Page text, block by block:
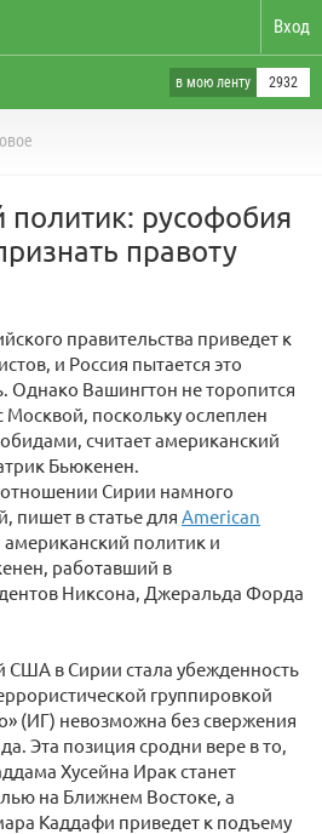
Вход
в мою ленту 2932
русофобия
правоту
правительства приведет к
и Россия пытается это
Однако Вашингтон не торопится
Москвой, поскольку ослеплен
считает американский
Бьюкенен.
отношении Сирии намного
пишет в статье для American
американский политик и
работавший в
Никсона, Джеральда Форда
США в Сирии стала убежденность
группировкой
(ИГ) невозможна без свержения
Эта позиция сродни вере в то,
Хусейна Ирак станет
на Ближнем Востоке, а
Каддафи приведет к подъему